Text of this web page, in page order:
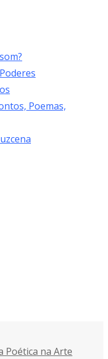
Poemas,
Poética na Arte